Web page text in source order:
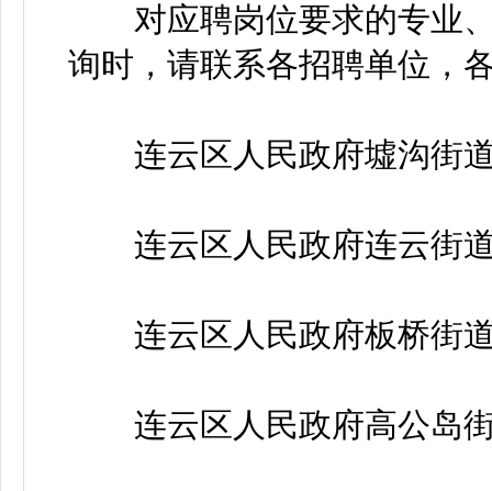
对应聘岗位要求的专业、
询时，请联系各招聘单位，
连云区人民政府墟沟街道
连云区人民政府连云街道
连云区人民政府板桥街道
连云区人民政府高公岛街